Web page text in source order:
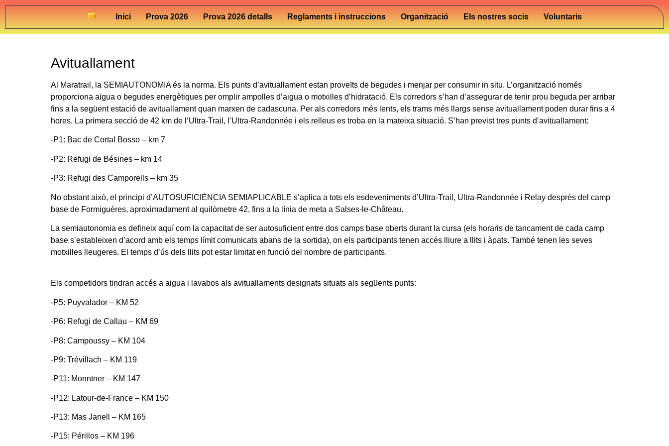
Inici Prova 2026 Prova 2026 detalls Reglaments i instruccions Organització Els nostres socis Voluntaris
Avituallament
Al Maratrail, la SEMIAUTONOMIA és la norma. Els punts d’avituallament estan proveïts de begudes i menjar per consumir in situ. L’organització només
proporciona aigua o begudes energètiques per omplir ampolles d’aigua o motxilles d’hidratació. Els corredors s’han d’assegurar de tenir prou beguda per arribar
fins a la següent estació de avituallament quan marxen de cadascuna. Per als corredors més lents, els trams més llargs sense avituallament poden durar fins a 4
hores. La primera secció de 42 km de l’Ultra-Trail, l’Ultra-Randonnée i els relleus es troba en la mateixa situació. S’han previst tres punts d’avituallament:
-P1: Bac de Cortal Bosso – km 7
-P2: Refugi de Bésines – km 14
-P3: Refugi des Camporells – km 35
No obstant això, el principi d’AUTOSUFICIÈNCIA SEMIAPLICABLE s’aplica a tots els esdeveniments d’Ultra-Trail, Ultra-Randonnée i Relay després del camp
base de Formiguères, aproximadament al quilòmetre 42, fins a la línia de meta a Salses-le-Château.
La semiautonomia es defineix aquí com la capacitat de ser autosuficient entre dos camps base oberts durant la cursa (els horaris de tancament de cada camp
base s’estableixen d’acord amb els temps límit comunicats abans de la sortida), on els participants tenen accés lliure a llits i àpats. També tenen les seves
motxilles lleugeres. El temps d’ús dels llits pot estar limitat en funció del nombre de participants.
Els competidors tindran accés a aigua i lavabos als avituallaments designats situats als següents punts:
-P5: Puyvalador – KM 52
-P6: Refugi de Callau – KM 69
-P8: Campoussy – KM 104
-P9: Trévillach – KM 119
-P11: Monntner – KM 147
-P12: Latour-de-France – KM 150
-P13: Mas Janell – KM 165
-P15: Périllos – KM 196